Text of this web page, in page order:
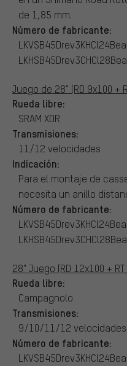
de 1,85 mm.
Número de fabricante:
Juego de 28" (RD 9x100 +
Rueda libre:
SRAM XDR
Transmisiones:
11/12 velocidades
Indicación:
Para el montaje de
necesita un anillo
Número de fabricante:
28" Juego (RD 12x100 +
Rueda libre:
Campagnolo
Transmisiones:
9/10/11/12 velocidades
Número de fabricante: